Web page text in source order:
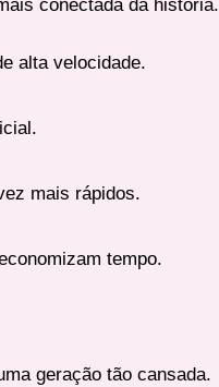
conectada da história.
alta velocidade.
mais rápidos.
tempo.
geração tão cansada.